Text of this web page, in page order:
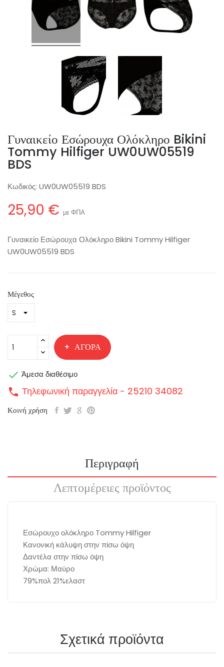
Γυναικείο Εσώρουχα Ολόκληρο Bikini
Tommy Hilfiger UW0UW05519
BDS
Κωδικός: UW0UW05519 BDS
25,90 € με ΦΠΑ
Γυναικείο Εσώρουχα Ολόκληρο Bikini Tommy Hilfiger
UW0UW05519 BDS
Μέγεθος
ΑΓΟΡΆ
 Άμεσα διαθέσιμο
call Τηλεφωνική παραγγελία - 25210 34082
Κοινή χρήση
Περιγραφή
Λεπτομέρειες προϊόντος
Εσώρουχο ολόκληρο Tommy Hilfiger
Κανονική κάλυψη στην πίσω όψη
Δαντέλα στην πίσω όψη
Χρώμα: Μαύρο
79%πολ 21%ελαστ
Σχετικά προϊόντα